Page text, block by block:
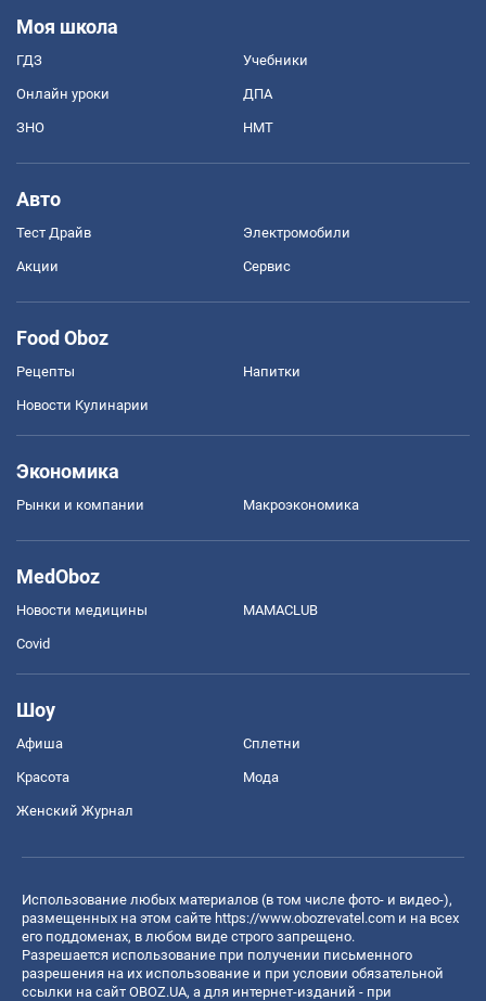
Моя школа
ГДЗ Учебники
Онлайн уроки ДПА
ЗНО НМТ
Авто
Тест Драйв Электромобили
Акции Сервис
Food Oboz
Рецепты Напитки
Новости Кулинарии
Экономика
Рынки и компании Mакроэкономика
MedOboz
Новости медицины MAMACLUB
Covid
Шоу
Афиша Сплетни
Красота Мода
Женский Журнал
Использование любых материалов (в том числе фото- и видео-),
размещенных на этом сайте https://www.obozrevatel.com и на всех
его поддоменах, в любом виде строго запрещено.
Разрешается использование при получении письменного
разрешения на их использование и при условии обязательной
ссылки на сайт OBOZ.UA, а для интернет-изданий - при